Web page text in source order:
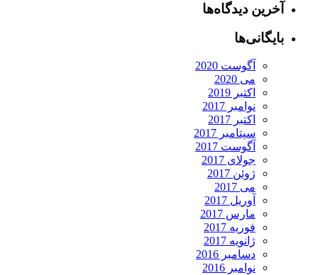
آخرین دیدگاه‌ها
بایگانی‌ها
آگوست 2020
می 2020
اکتبر 2019
نوامبر 2017
اکتبر 2017
سپتامبر 2017
آگوست 2017
جولای 2017
ژوئن 2017
می 2017
آوریل 2017
مارس 2017
فوریه 2017
ژانویه 2017
دسامبر 2016
نوامبر 2016